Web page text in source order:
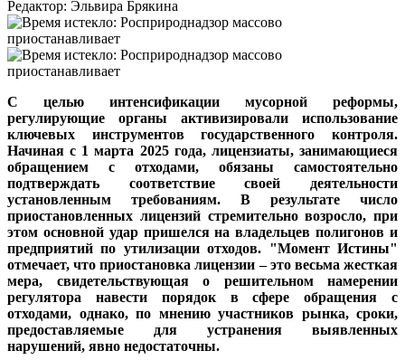
Редактор: Эльвира Брякина
С целью интенсификации мусорной реформы,
регулирующие органы активизировали использование
ключевых инструментов государственного контроля.
Начиная с 1 марта 2025 года, лицензиаты, занимающиеся
обращением с отходами, обязаны самостоятельно
подтверждать соответствие своей деятельности
установленным требованиям. В результате число
приостановленных лицензий стремительно возросло, при
этом основной удар пришелся на владельцев полигонов и
предприятий по утилизации отходов. "Момент Истины"
отмечает, что приостановка лицензии – это весьма жесткая
мера, свидетельствующая о решительном намерении
регулятора навести порядок в сфере обращения с
отходами, однако, по мнению участников рынка, сроки,
предоставляемые для устранения выявленных
нарушений, явно недостаточны.